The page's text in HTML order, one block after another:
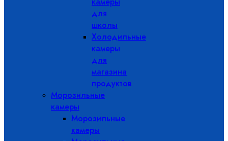
для
школы
Холодильные
камеры
для
магазина
продуктов
Морозильные
камеры
Морозильные
камеры